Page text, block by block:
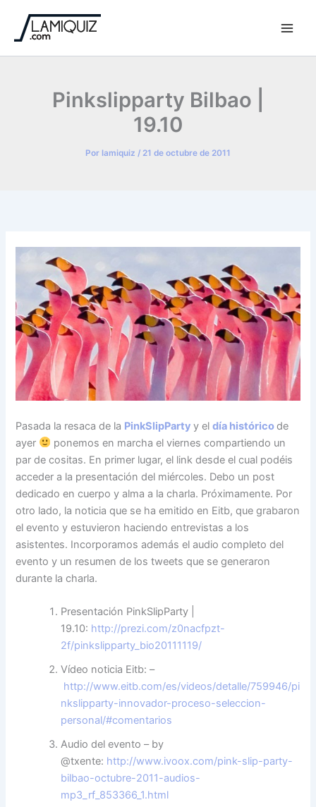
contenido
Pinkslipparty Bilbao |
19.10
Por lamiquiz / 21 de octubre de 2011
Pasada la resaca de la PinkSlipParty y eldía históricode
ayer
ponemos en marcha el viernes compartiendo un
par de cositas. En primer lugar, el link desde el cual podéis
acceder a la presentación del miércoles. Debo un post
dedicado en cuerpo y alma a la charla. Próximamente. Por
otro lado, la noticia que se ha emitido en Eitb, que grabaron
el evento y estuvieron haciendo entrevistas a los
asistentes. Incorporamos además el audio completo del
evento y un resumen de los tweets que se generaron
durante la charla.
Presentación PinkSlipParty |
19.10: http://prezi.com/z0nacfpzt-
2f/pinkslipparty_bio20111119/
Vídeo noticia Eitb: –
http://www.eitb.com/es/videos/detalle/759946/pi
nkslipparty-innovador-proceso-seleccion-
personal/#comentarios
Audio del evento – by
@txente: http://www.ivoox.com/pink-slip-party-
bilbao-octubre-2011-audios-
mp3_rf_853366_1.html